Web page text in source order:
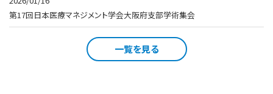
第17回日本医療マネジメント学会大阪府支部学術集会
一覧を見る